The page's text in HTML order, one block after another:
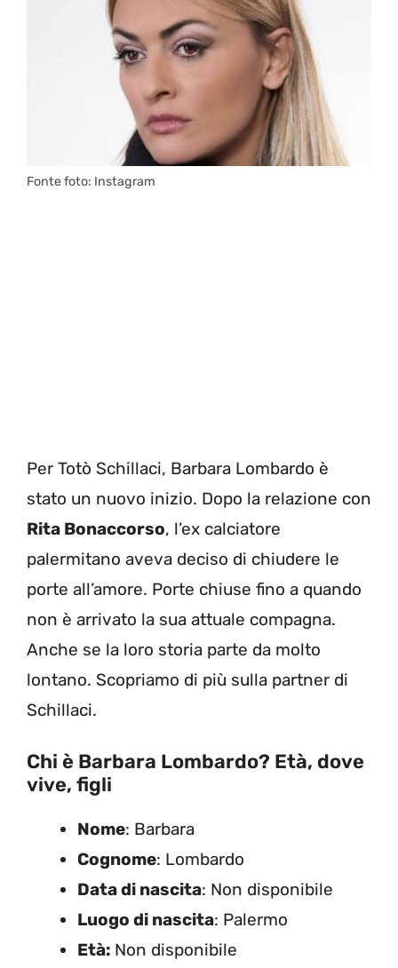
Fonte foto: Instagram
Per Totò Schillaci, Barbara Lombardo è
stato un nuovo inizio. Dopo la relazione con
Rita Bonaccorso, l’ex calciatore
palermitano aveva deciso di chiudere le
porte all’amore. Porte chiuse fino a quando
non è arrivato la sua attuale compagna.
Anche se la loro storia parte da molto
lontano. Scopriamo di più sulla partner di
Schillaci.
Chi è Barbara Lombardo? Età, dove
vive, figli
Nome: Barbara
Cognome: Lombardo
Data di nascita: Non disponibile
Luogo di nascita: Palermo
Età: Non disponibile